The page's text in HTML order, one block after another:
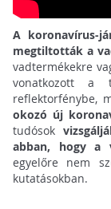
A koronavírus-
megtiltották a
vadtermékekre
vonatkozott a
reflektorfénybe,
okozó új
tudósok
abban, hogy a
egyelőre nem
kutatásokban.